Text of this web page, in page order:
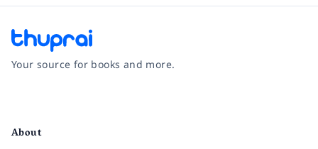
Your source for books and more.
About